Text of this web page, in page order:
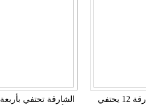
ملتقى الشارقة 12 يحتفي
الشارقة تحتفي بأربعة